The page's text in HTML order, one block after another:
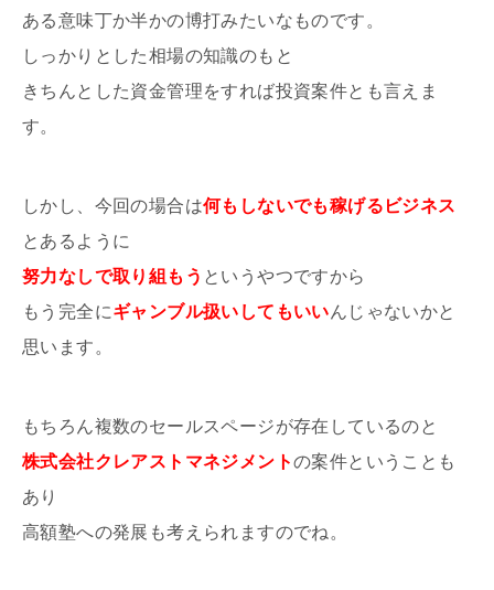
ある意味丁か半かの博打みたいなものです。
しっかりとした相場の知識のもと
きちんとした資金管理をすれば投資案件とも言えま
す。
しかし、今回の場合は何もしないでも稼げるビジネス
とあるように
努力なしで取り組もう というやつですから
もう完全にギャンブル扱いしてもいいんじゃないかと
思います。
もちろん複数のセールスページが存在しているのと
株式会社クレアストマネジメントの案件ということも
あり
高額塾への発展も考えられますのでね。